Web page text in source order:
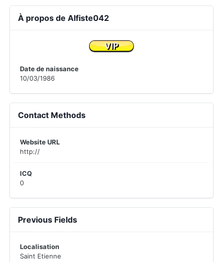
À propos de Alfiste042
Date de naissance
10/03/1986
Contact Methods
Website URL
http://
ICQ
0
Previous Fields
Localisation
Saint Etienne